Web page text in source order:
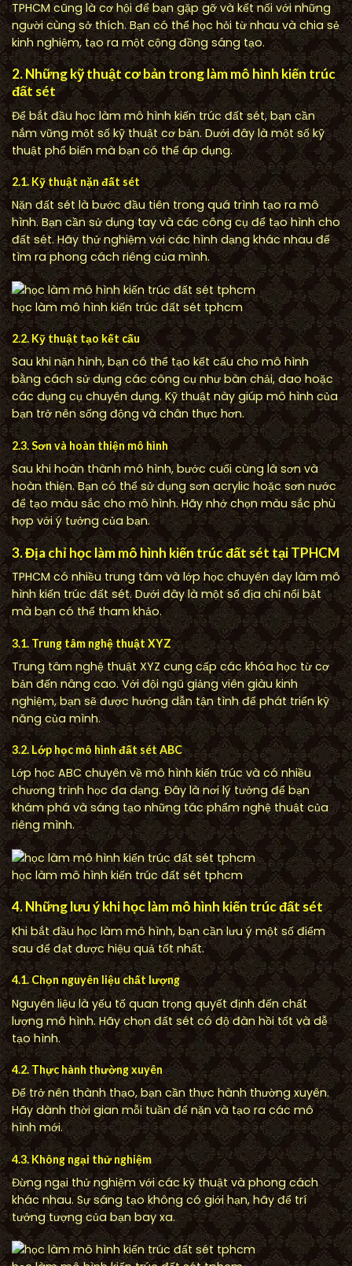
TPHCM cũng là cơ hội để bạn gặp gỡ và kết nối với những
người cùng sở thích. Bạn có thể học hỏi từ nhau và chia sẻ
kinh nghiệm, tạo ra một cộng đồng sáng tạo.
2. Những kỹ thuật cơ bản trong làm mô hình kiến trúc
đất sét
Để bắt đầu học làm mô hình kiến trúc đất sét, bạn cần
nắm vững một số kỹ thuật cơ bản. Dưới đây là một số kỹ
thuật phổ biến mà bạn có thể áp dụng.
2.1. Kỹ thuật nặn đất sét
Nặn đất sét là bước đầu tiên trong quá trình tạo ra mô
hình. Bạn cần sử dụng tay và các công cụ để tạo hình cho
đất sét. Hãy thử nghiệm với các hình dạng khác nhau để
tìm ra phong cách riêng của mình.
học làm mô hình kiến trúc đất sét tphcm
2.2. Kỹ thuật tạo kết cấu
Sau khi nặn hình, bạn có thể tạo kết cấu cho mô hình
bằng cách sử dụng các công cụ như bàn chải, dao hoặc
các dụng cụ chuyên dụng. Kỹ thuật này giúp mô hình của
bạn trở nên sống động và chân thực hơn.
2.3. Sơn và hoàn thiện mô hình
Sau khi hoàn thành mô hình, bước cuối cùng là sơn và
hoàn thiện. Bạn có thể sử dụng sơn acrylic hoặc sơn nước
để tạo màu sắc cho mô hình. Hãy nhớ chọn màu sắc phù
hợp với ý tưởng của bạn.
3. Địa chỉ học làm mô hình kiến trúc đất sét tại TPHCM
TPHCM có nhiều trung tâm và lớp học chuyên dạy làm mô
hình kiến trúc đất sét. Dưới đây là một số địa chỉ nổi bật
mà bạn có thể tham khảo.
3.1. Trung tâm nghệ thuật XYZ
Trung tâm nghệ thuật XYZ cung cấp các khóa học từ cơ
bản đến nâng cao. Với đội ngũ giảng viên giàu kinh
nghiệm, bạn sẽ được hướng dẫn tận tình để phát triển kỹ
năng của mình.
3.2. Lớp học mô hình đất sét ABC
Lớp học ABC chuyên về mô hình kiến trúc và có nhiều
chương trình học đa dạng. Đây là nơi lý tưởng để bạn
khám phá và sáng tạo những tác phẩm nghệ thuật của
riêng mình.
học làm mô hình kiến trúc đất sét tphcm
4. Những lưu ý khi học làm mô hình kiến trúc đất sét
Khi bắt đầu học làm mô hình, bạn cần lưu ý một số điểm
sau để đạt được hiệu quả tốt nhất.
4.1. Chọn nguyên liệu chất lượng
Nguyên liệu là yếu tố quan trọng quyết định đến chất
lượng mô hình. Hãy chọn đất sét có độ đàn hồi tốt và dễ
tạo hình.
4.2. Thực hành thường xuyên
Để trở nên thành thạo, bạn cần thực hành thường xuyên.
Hãy dành thời gian mỗi tuần để nặn và tạo ra các mô
hình mới.
4.3. Không ngại thử nghiệm
Đừng ngại thử nghiệm với các kỹ thuật và phong cách
khác nhau. Sự sáng tạo không có giới hạn, hãy để trí
tưởng tượng của bạn bay xa.